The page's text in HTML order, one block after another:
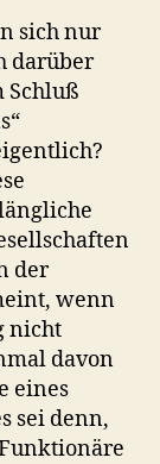
sich nur
darüber
Schluß
der
wenn
nicht
davon
eines
sei denn,